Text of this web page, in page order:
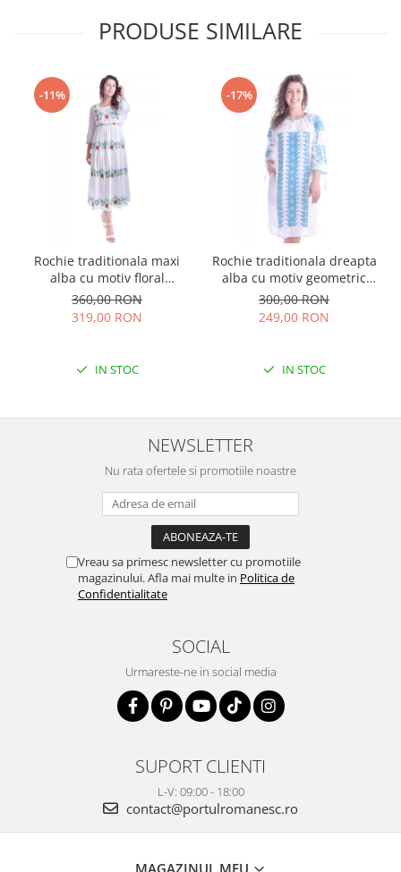
PRODUSE SIMILARE
-11%
Rochie traditionala maxi
alba cu motiv floral
multicolor Sanziana
360,00 RON
319,00 RON
IN STOC
-17%
Rochie traditionala dreapta
alba cu motiv geometric
albastru Tania
300,00 RON
249,00 RON
IN STOC
NEWSLETTER
Nu rata ofertele si promotiile noastre
Vreau sa primesc newsletter cu promotiile
magazinului. Afla mai multe in Politica de
Confidentialitate
SOCIAL
Urmareste-ne in social media
SUPORT CLIENTI
L-V: 09:00 - 18:00
contact@portulromanesc.ro
MAGAZINUL MEU